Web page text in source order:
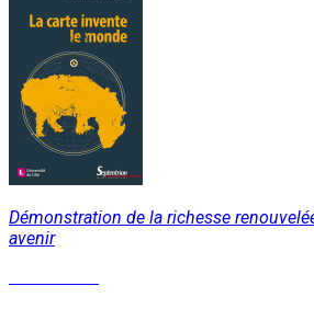
Démonstration de la richesse
avenir